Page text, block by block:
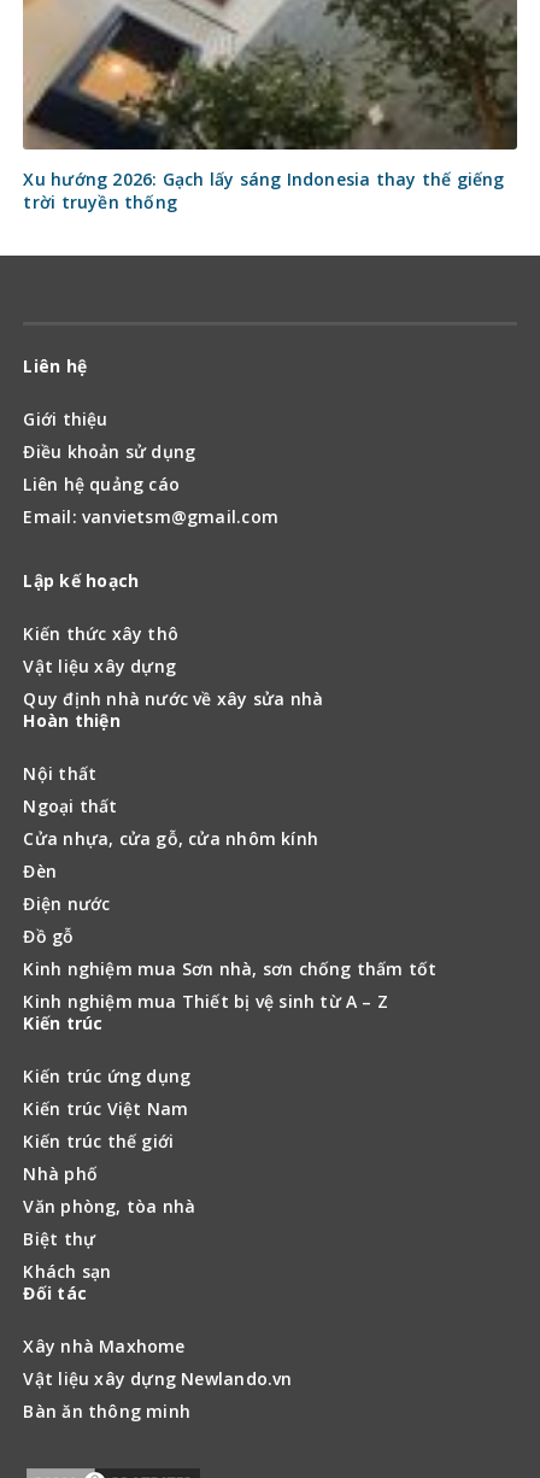
Xu hướng 2026: Gạch lấy sáng Indonesia thay thế giếng
trời truyền thống
Liên hệ
Giới thiệu
Điều khoản sử dụng
Liên hệ quảng cáo
Email: vanvietsm@gmail.com
Lập kế hoạch
Kiến thức xây thô
Vật liệu xây dựng
Quy định nhà nước về xây sửa nhà
Hoàn thiện
Nội thất
Ngoại thất
Cửa nhựa, cửa gỗ, cửa nhôm kính
Đèn
Điện nước
Đồ gỗ
Kinh nghiệm mua Sơn nhà, sơn chống thấm tốt
Kinh nghiệm mua Thiết bị vệ sinh từ A – Z
Kiến trúc
Kiến trúc ứng dụng
Kiến trúc Việt Nam
Kiến trúc thế giới
Nhà phố
Văn phòng, tòa nhà
Biệt thự
Khách sạn
Đối tác
Xây nhà Maxhome
Vật liệu xây dựng Newlando.vn
Bàn ăn thông minh